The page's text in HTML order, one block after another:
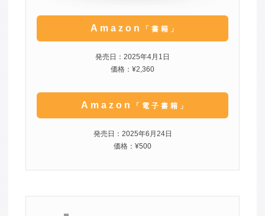
Amazon 「書籍」
発売日：2025年4月1日
価格：¥2,360
Amazon 「電子書籍」
発売日：2025年6月24日
価格：¥500